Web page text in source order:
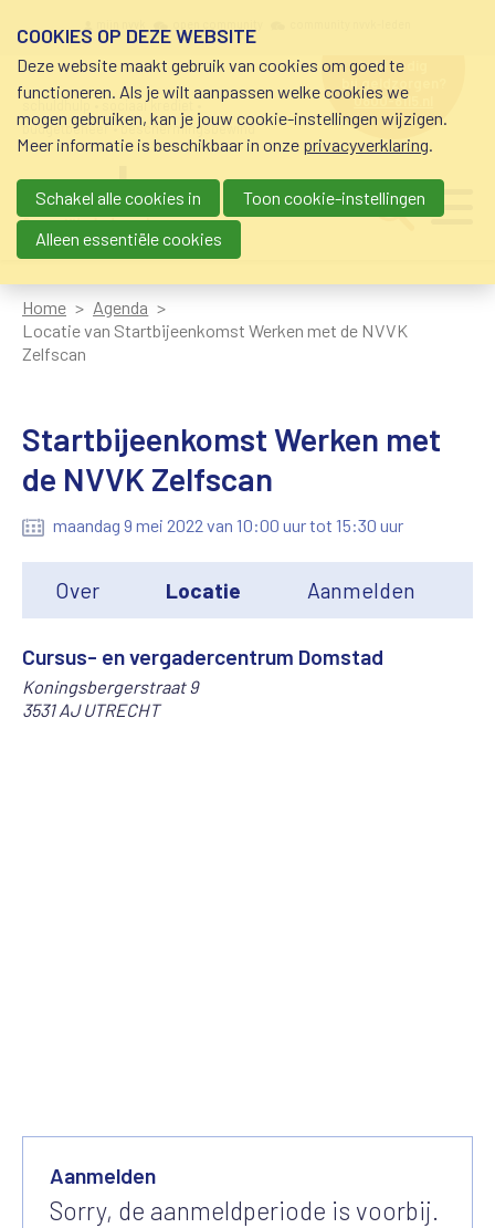
schuldhulp • sociaal krediet •
budgetbeheer • beschermingsbewind
hulp nodig
bij geldzorgen?
0800-8115.nl
Main navigation
Home
Agenda
Locatie van Startbijeenkomst Werken met de NVVK
Zelfscan
Startbijeenkomst Werken met
de NVVK Zelfscan
maandag 9 mei 2022 van 10:00 uur tot 15:30 uur
Over Locatie Aanmelden
Cursus- en vergadercentrum Domstad
Koningsbergerstraat 9
3531 AJ UTRECHT
Aanmelden
Sorry, de aanmeldperiode is voorbij.
COOKIES OP DEZE WEBSITE
Deze website maakt gebruik van cookies om goed te
functioneren. Als je wilt aanpassen welke cookies we
mogen gebruiken, kan je jouw cookie-instellingen wijzigen.
Meer informatie is beschikbaar in onze privacyverklaring.
Schakel alle cookies in
Toon cookie-instellingen
Alleen essentiële cookies